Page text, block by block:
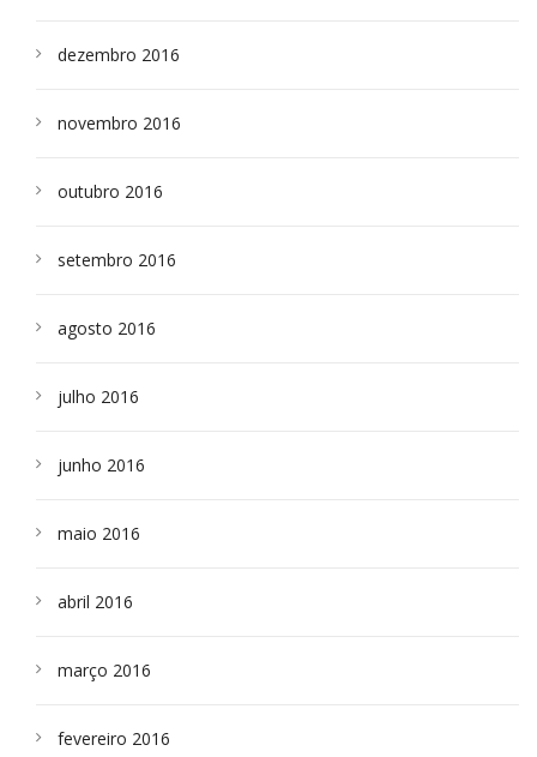
dezembro 2016
novembro 2016
outubro 2016
setembro 2016
agosto 2016
julho 2016
junho 2016
maio 2016
abril 2016
março 2016
fevereiro 2016